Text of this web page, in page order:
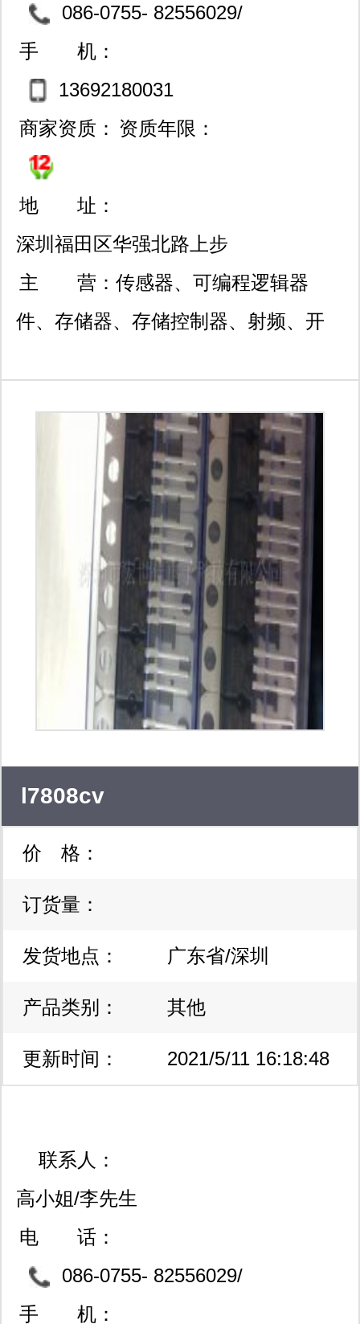
086-0755- 82556029/
82532511
手 机：
13692180031
商家资质： 资质年限：
地 址：
深圳福田区华强北路上步
工业区鹏基上步工业厂房1
02栋西620
主 营： 传感器、可编程逻辑器
件、存储器、存储控制器、射频、开
处理器、数字电位器、数据与信号转
换、时钟,定时与频率管理、有源滤波
器、特殊功能、电压基准 、电池管
理、电源管理、监控器、编解码器、视
频处理、逻辑器件、音频控制与处理、
驱动器与接口、、、等集成电路。
l7808cv
价 格：
订货量：
发货地点： 广东省/深圳
产品类别： 其他
更新时间： 2021/5/11 16:18:48
联系人：
高小姐/李先生
电 话：
086-0755- 82556029/
82532511
手 机：